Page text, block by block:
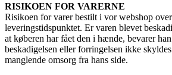
RISIKOEN FOR VARERNE
Risikoen for varer bestilt i vor webshop
leveringstidspunktet. Er varen blevet
at køberen har fået den i hænde, bevarer
beskadigelsen eller forringelsen ikke
manglende omsorg fra hans side.